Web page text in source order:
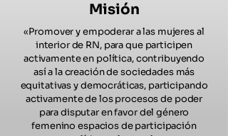
Misión
«Promover y empoderar a las mujeres al
interior de RN, para que participen
activamente en política, contribuyendo
así a la creación de sociedades más
equitativas y democráticas, participando
activamente de los procesos de poder
para disputar en favor del género
femenino espacios de participación